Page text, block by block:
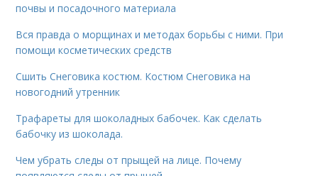
почвы и посадочного материала
Вся правда о морщинах и методах борьбы с ними. При
помощи косметических средств
Сшить Снеговика костюм. Костюм Снеговика на
новогодний утренник
Трафареты для шоколадных бабочек. Как сделать
бабочку из шоколада.
Чем убрать следы от прыщей на лице. Почему